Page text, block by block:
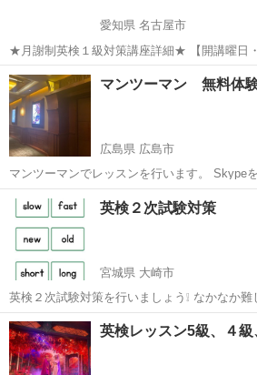
愛知県 名古屋市
★月謝制英検１級対策講座詳細★ 【開講曜日・時間】毎週土曜・
14:10-16:10（10分休憩含む） 【定員】6名(万
は開講を見送る場合がございます) 自力での合格はなかなか難しい英検
1級！ 難問の...
愛知 名古屋市
マンツーマン 無料体
広島県 広島市
マンツーマンでレッスンを行います。 Skypeを通してのレッスンにな
り、 単発も可能になります。 時間も自由に変更可能。 50
広島 広島市 英検 マンツーマン
英検２次試験対策
宮城県 大崎市
英検２次試験対策を行いましょう❕ なかなか
や一緒にやる中で自信をつけていただきます
方100パーセント合格しました。 2次試験の対
の場合は10回以上をお勧め...
宮城 大崎市 英検 単発
英検レッスン5級、４